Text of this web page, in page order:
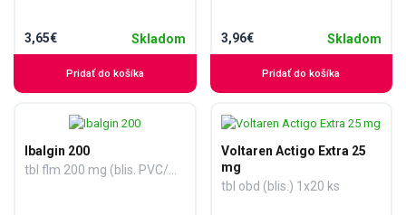
3,65€ Skladom
Pridať do košíka
3,96€ Skladom
Pridať do košíka
Ibalgin 200
Voltaren Actigo Extra 25
mg
tbl obd (blis.) 1x20 ks